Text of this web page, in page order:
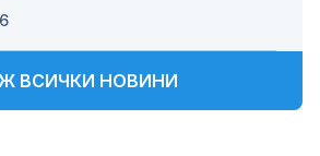
ВСИЧКИ НОВИНИ